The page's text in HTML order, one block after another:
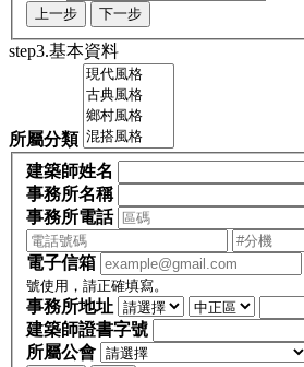
上一步 下一步
step3.基本資料
所屬分類
建築師姓名
事務所名稱
事務所電話
電子信箱
號使用，請正確填寫。
事務所地址
建築師證書字號
所屬公會